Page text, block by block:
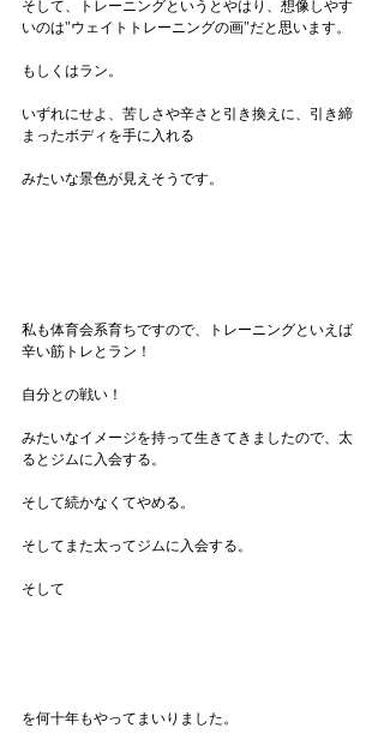
そして、トレーニングというとやはり、想像しやす
いのは"ウェイトトレーニングの画"だと思います。
もしくはラン。
いずれにせよ、苦しさや辛さと引き換えに、引き締
まったボディを手に入れる
みたいな景色が見えそうです。
私も体育会系育ちですので、トレーニングといえば
辛い筋トレとラン！
自分との戦い！
みたいなイメージを持って生きてきましたので、太
るとジムに入会する。
そして続かなくてやめる。
そしてまた太ってジムに入会する。
そして
を何十年もやってまいりました。